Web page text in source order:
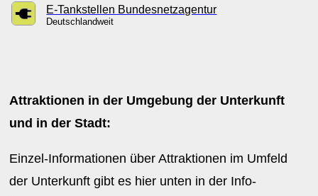
E-Tankstellen Bundesnetzagentur
Deutschlandweit
Attraktionen in der Umgebung der Unterkunft
und in der Stadt:
Einzel-Informationen über Attraktionen im Umfeld
der Unterkunft gibt es hier unten in der Info-